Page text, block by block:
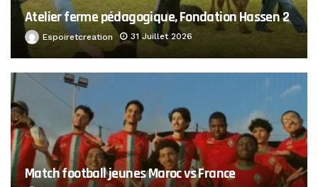
Atelier ferme pédagogique, Fondation Hassen 2
Espoiretcreation 31 Juillet 2026
Match football jeunes Maroc vs France